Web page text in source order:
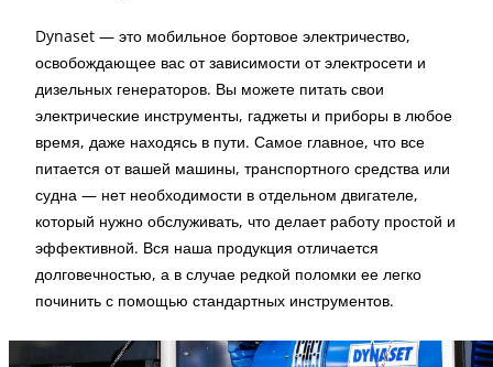
Dynaset — это мобильное бортовое электричество,
освобождающее вас от зависимости от электросети и
дизельных генераторов. Вы можете питать свои
электрические инструменты, гаджеты и приборы в любое
время, даже находясь в пути. Самое главное, что все
питается от вашей машины, транспортного средства или
судна — нет необходимости в отдельном двигателе,
который нужно обслуживать, что делает работу простой и
эффективной. Вся наша продукция отличается
долговечностью, а в случае редкой поломки ее легко
починить с помощью стандартных инструментов.